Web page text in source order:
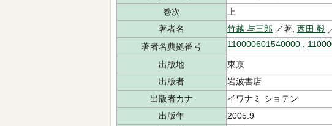
巻次
上
著者名
竹越 与三郎 ／著, 西田 毅
著者名典拠番号
110000601540000
出版地
東京
出版者
岩波書店
出版者カナ
イワナミ ショテン
出版年
2005.9